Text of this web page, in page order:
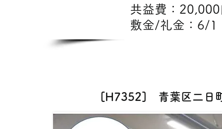
共益費：
敷金/礼金：6/1
[H7352] 青葉区二日